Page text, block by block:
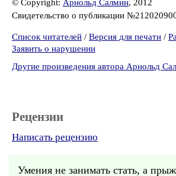
© Copyright: Арнольд Салмин, 2012
Свидетельство о публикации
Список читателей / Версия для печати /
Заявить о нарушении
Другие произведения автора Арнольд
Рецензии
Написать рецензию
Умения не занимать стать, а